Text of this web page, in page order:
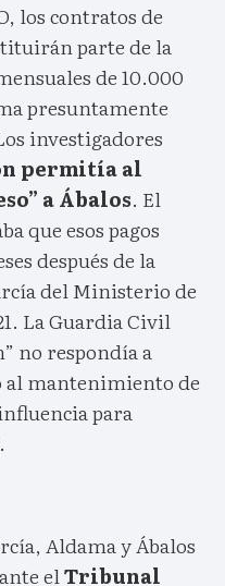
los contratos de
parte de la
de 10.000
presuntamente
investigadores
permitía al
a Ábalos. El
que esos pagos
después de la
del Ministerio de
La Guardia Civil
no respondía a
al mantenimiento de
para
Aldama y Ábalos
elTribunal